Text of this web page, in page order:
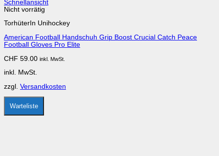
Dieses
Produkt
mehrere
auf.
Die
können
der
gewählt
werden
Schnellansicht
Nicht vorrätig
TorhüterIn Unihockey
American Football Handschuh Grip Boost Crucial Catch Peace
Football Gloves Pro Elite
CHF 59.00 inkl. MwSt.
inkl. MwSt.
zzgl. Versandkosten
Warteliste